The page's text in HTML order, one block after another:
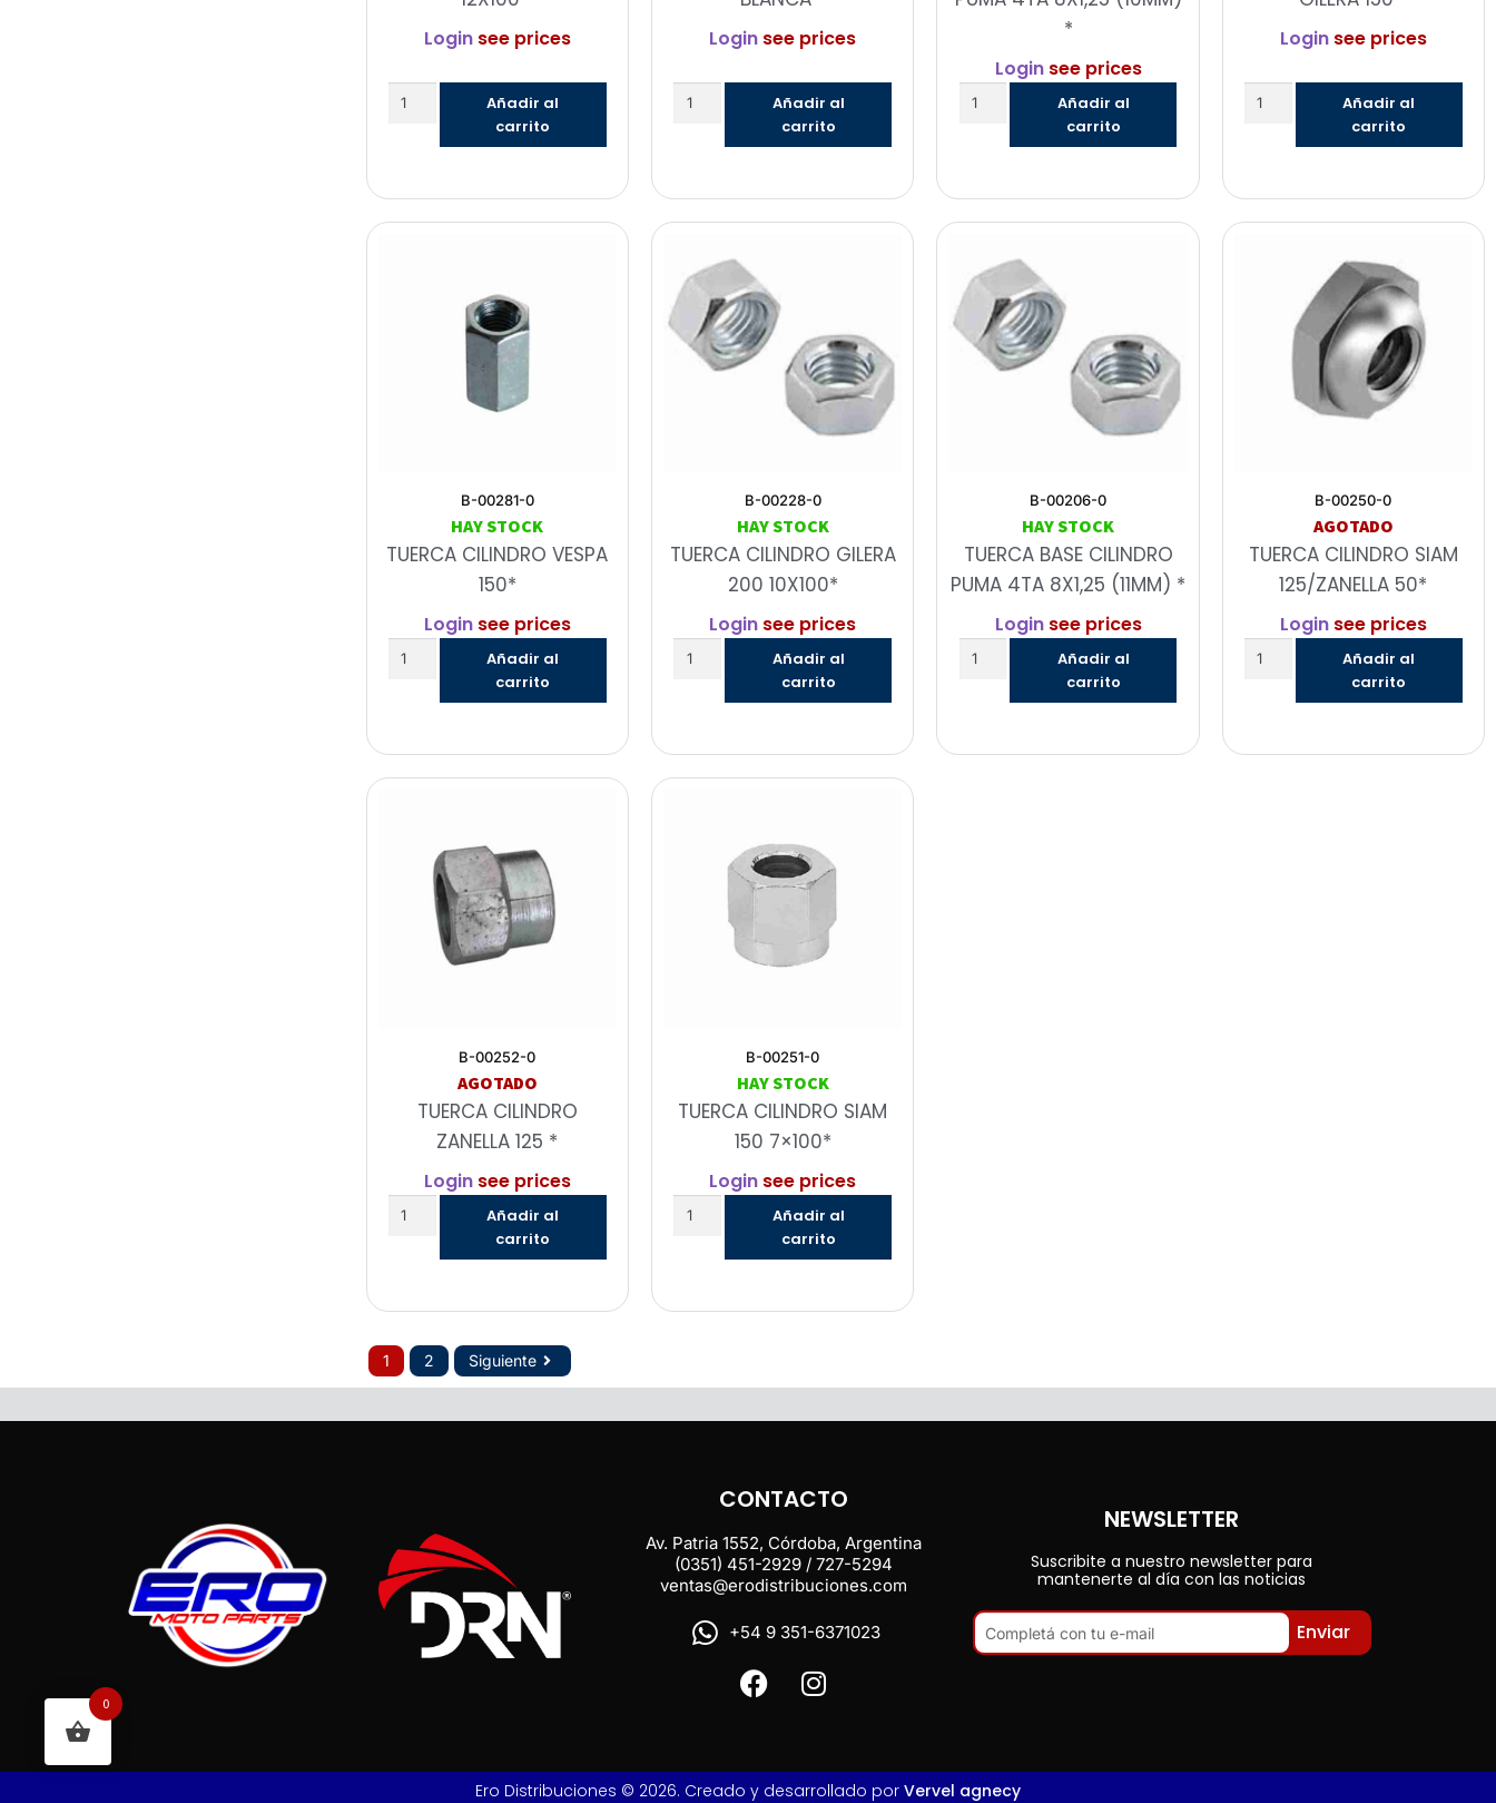
Loginsee prices
Añadir al
carrito
Login see prices
Añadir al
carrito
*
Loginsee prices
Añadir al
carrito
Loginsee prices
Añadir al
carrito
B-00281-0
HAY STOCK
TUERCA CILINDRO VESPA
150*
Loginsee prices
Añadir al
carrito
B-00228-0
HAY STOCK
TUERCA CILINDRO GILERA
200 10X100*
Login see prices
Añadir al
carrito
B-00206-0
HAY STOCK
TUERCA BASE CILINDRO
PUMA 4TA 8X1,25 (11MM) *
Loginsee prices
Añadir al
carrito
B-00250-0
AGOTADO
TUERCA CILINDRO SIAM
125/ZANELLA 50*
Loginsee prices
Añadir al
carrito
B-00252-0
AGOTADO
TUERCA CILINDRO
ZANELLA 125 *
Loginsee prices
Añadir al
carrito
B-00251-0
HAY STOCK
TUERCA CILINDRO SIAM
150 7×100*
Login see prices
Añadir al
carrito
1 2 Siguiente
CONTACTO
Av. Patria 1552, Córdoba, Argentina
(0351) 451-2929 / 727-5294
ventas@erodistribuciones.com
+54 9 351-6371023
NEWSLETTER
Suscribite a nuestro newsletter para
mantenerte al día con las noticias
Enviar
Ero Distribuciones © 2026. Creado y desarrollado por Vervel agnecy
0